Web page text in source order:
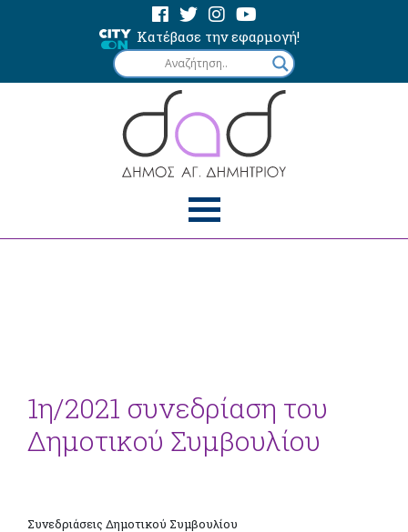
Κατέβασε την εφαρμογή!
1η/2021 συνεδρίαση του
Δημοτικού Συμβουλίου
Συνεδριάσεις Δημοτικού Συμβουλίου